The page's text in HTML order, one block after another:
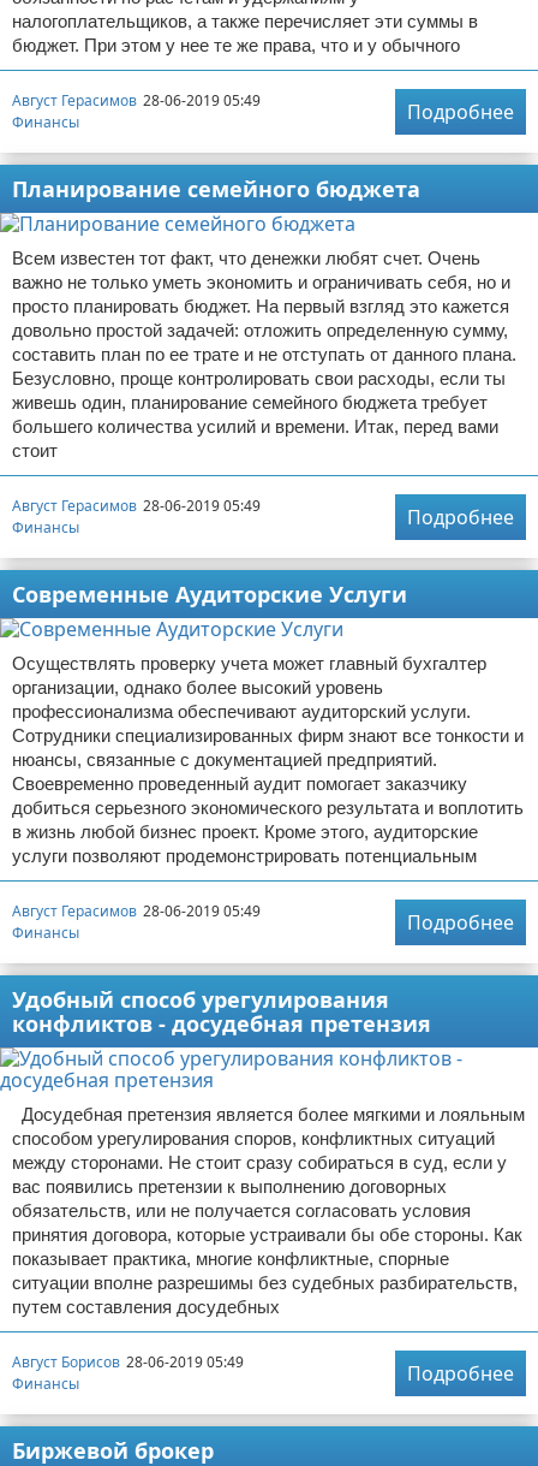
налогоплательщиков, а также перечисляет эти суммы в
бюджет. При этом у нее те же права, что и у обычного
Август Герасимов 28-06-2019 05:49
Финансы
Подробнее
Планирование семейного бюджета
Всем известен тот факт, что денежки любят счет. Очень
важно не только уметь экономить и ограничивать себя, но и
просто планировать бюджет. На первый взгляд это кажется
довольно простой задачей: отложить определенную сумму,
составить план по ее трате и не отступать от данного плана.
Безусловно, проще контролировать свои расходы, если ты
живешь один, планирование семейного бюджета требует
большего количества усилий и времени. Итак, перед вами
стоит
Август Герасимов 28-06-2019 05:49
Финансы
Подробнее
Современные Аудиторские Услуги
Осуществлять проверку учета может главный бухгалтер
организации, однако более высокий уровень
профессионализма обеспечивают аудиторский услуги.
Сотрудники специализированных фирм знают все тонкости и
нюансы, связанные с документацией предприятий.
Своевременно проведенный аудит помогает заказчику
добиться серьезного экономического результата и воплотить
в жизнь любой бизнес проект. Кроме этого, аудиторские
услуги позволяют продемонстрировать потенциальным
Август Герасимов 28-06-2019 05:49
Финансы
Подробнее
Удобный способ урегулирования
конфликтов - досудебная претензия
Досудебная претензия является более мягкими и лояльным
способом урегулирования споров, конфликтных ситуаций
между сторонами. Не стоит сразу собираться в суд, если у
вас появились претензии к выполнению договорных
обязательств, или не получается согласовать условия
принятия договора, которые устраивали бы обе стороны. Как
показывает практика, многие конфликтные, спорные
ситуации вполне разрешимы без судебных разбирательств,
путем составления досудебных
Август Борисов 28-06-2019 05:49
Финансы
Подробнее
Биржевой брокер